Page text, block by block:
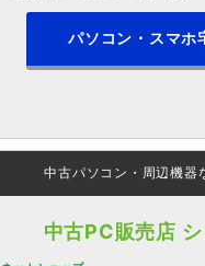
パソコン・スマホ
中古パソコン・周辺機器
中古PC販売店